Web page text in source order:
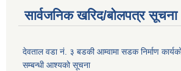
सार्वजनिक खरिद/बोलपत्र सूचना
देवताल वडा नं. ३ बडकी आम्वामा सडक निर्माण
सम्बन्धी आश्यको सूचना